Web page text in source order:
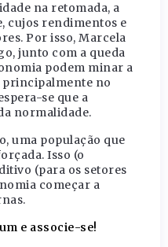
na retomada, a
cujos rendimentos e
Por isso, Marcela
junto com a queda
podem minar a
principalmente no
se que a
normalidade.
uma população que
Isso (o
(para os setores
começar a
e associe-se!